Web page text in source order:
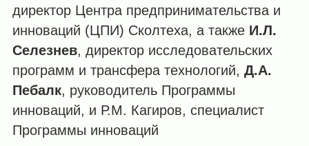
директор Центра предпринимательства и
инноваций (ЦПИ) Сколтеха, а также И.Л.
Селезнев, директор исследовательских
программ и трансфера технологий, Д.А.
Пебалк, руководитель Программы
инноваций, и Р.М. Кагиров, специалист
Программы инноваций